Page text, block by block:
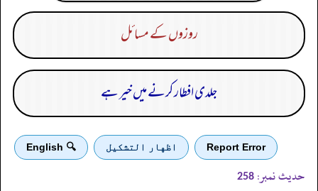
روزوں کے مسائل
جلدی افطار کرنے میں خیر ہے
Report Error اظهار التشكيل 🔍 English
حدیث نمبر: 258